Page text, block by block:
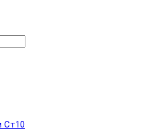
Ст10